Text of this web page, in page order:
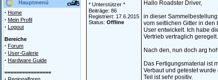
Hauptmenü
· Home
· Mein Profil
· Logout
Bereiche
· Forum
· User-Galerie
· Hardware Guide
================
* Unterstützer *
Beiträge: 86
Registriert: 17.6.2015
Status: Offline
Hallo Roadster Driver,
in dieser
vom seitlichen Gitter in den
User entwickelt. Ich habe
Vertrieb vertraglich geregelt.
Nach den, nun doch arg
Das Fertigungsmaterial ist
Verbaut und getestet
Teil ist sehr positiv.